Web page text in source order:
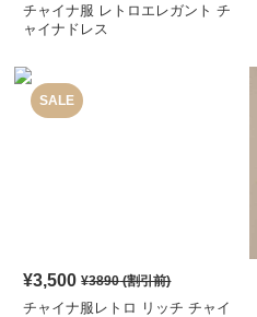
チャイナ服 レトロエレガント チ
ャイナドレス
SALE
¥3,500 ¥3890(割引前)
チャイナ服レトロ リッチ チャイ